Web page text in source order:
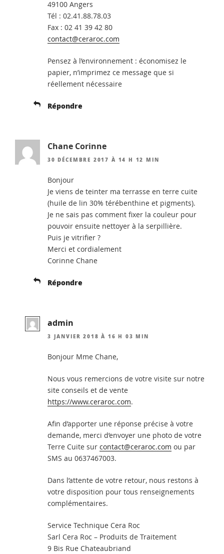
49100 Angers
Tél : 02.41.88.78.03
Fax : 02 41 39 42 80
contact@ceraroc.com
Pensez à l’environnement : économisez le
papier, n’imprimez ce message que si
réellement nécessaire
Répondre
Chane Corinne
30 DÉCEMBRE 2017 À 14 H 12 MIN
Bonjour
Je viens de teinter ma terrasse en terre cuite
(huile de lin 30% térébenthine et pigments).
Je ne sais pas comment fixer la couleur pour
pouvoir ensuite nettoyer à la serpillière.
Puis je vitrifier ?
Merci et cordialement
Corinne Chane
Répondre
admin
3 JANVIER 2018 À 16 H 03 MIN
Bonjour Mme Chane,
Nous vous remercions de votre visite sur notre
site conseils et de vente
https://www.ceraroc.com.
Afin d’apporter une réponse précise à votre
demande, merci d’envoyer une photo de votre
Terre Cuite sur contact@ceraroc.com ou par
SMS au 0637467003.
Dans l’attente de votre retour, nous restons à
votre disposition pour tous renseignements
complémentaires.
Service Technique Cera Roc
Sarl Cera Roc – Produits de Traitement
9 Bis Rue Chateaubriand